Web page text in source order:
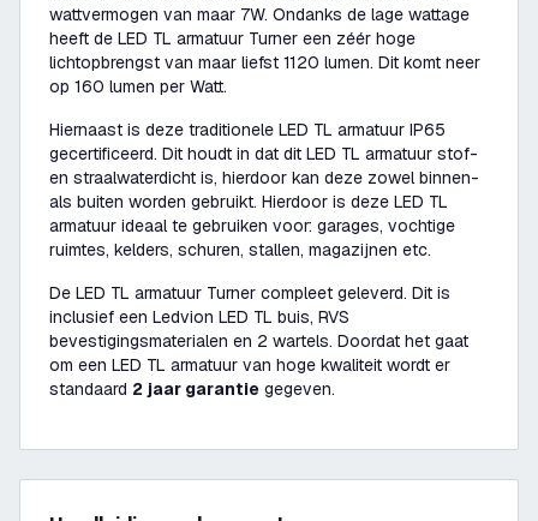
wattvermogen van maar 7W. Ondanks de lage wattage
heeft de LED TL armatuur Turner een zéér hoge
lichtopbrengst van maar liefst 1120 lumen. Dit komt neer
op 160 lumen per Watt.
Hiernaast is deze traditionele LED TL armatuur IP65
gecertificeerd. Dit houdt in dat dit LED TL armatuur stof-
en straalwaterdicht is, hierdoor kan deze zowel binnen-
als buiten worden gebruikt. Hierdoor is deze LED TL
armatuur ideaal te gebruiken voor: garages, vochtige
ruimtes, kelders, schuren, stallen, magazijnen etc.
De LED TL armatuur Turner compleet geleverd. Dit is
inclusief een Ledvion LED TL buis, RVS
bevestigingsmaterialen en 2 wartels. Doordat het gaat
om een LED TL armatuur van hoge kwaliteit wordt er
standaard 2 jaar garantie gegeven.